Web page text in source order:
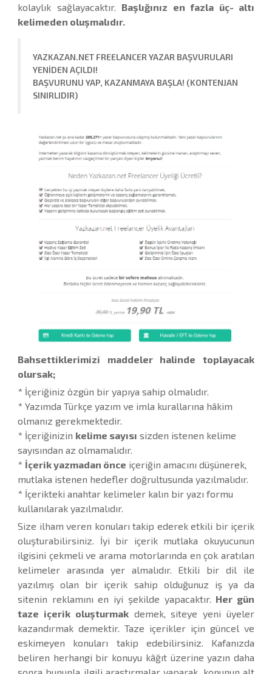
kolaylık sağlayacaktır. Başlığınız en fazla üç- altı
kelimeden oluşmalıdır.
YAZKAZAN.NET FREELANCER YAZAR BAŞVURULARI
YENİDEN AÇILDI!
BAŞVURUNU YAP, KAZANMAYA BAŞLA! (KONTENJAN
SINIRLIDIR)
Bahsettiklerimizi maddeler halinde toplayacak
olursak;
* İçeriğiniz özgün bir yapıya sahip olmalıdır.
* Yazımda Türkçe yazım ve imla kurallarına hâkim
olmanız gerekmektedir.
* İçeriğinizin kelime sayısı sizden istenen kelime
sayısından az olmamalıdır.
* İçerik yazmadan önce içeriğin amacını düşünerek,
mutlaka istenen hedefler doğrultusunda yazılmalıdır.
* İçerikteki anahtar kelimeler kalın bir yazı formu
kullanılarak yazılmalıdır.
Size ilham veren konuları takip ederek etkili bir içerik
oluşturabilirsiniz. İyi bir içerik mutlaka okuyucunun
ilgisini çekmeli ve arama motorlarında en çok aratılan
kelimeler arasında yer almalıdır. Etkili bir dil ile
yazılmış olan bir içerik sahip olduğunuz iş ya da
sitenin reklamını en iyi şekilde yapacaktır. Her gün
taze içerik oluşturmakdemek, siteye yeni üyeler
kazandırmak demektir. Taze içerikler için güncel ve
eskimeyen konuları takip edebilirsiniz. Kafanızda
beliren herhangi bir konuyu kâğıt üzerine yazın daha